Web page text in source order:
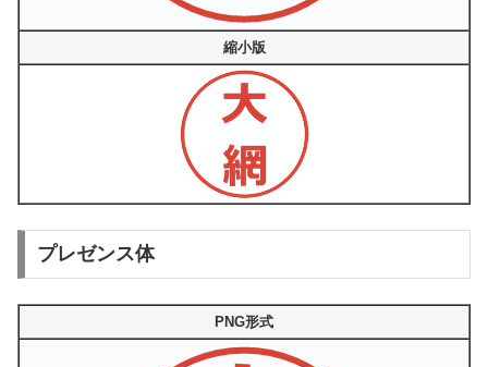
縮小版
プレゼンス体
PNG形式